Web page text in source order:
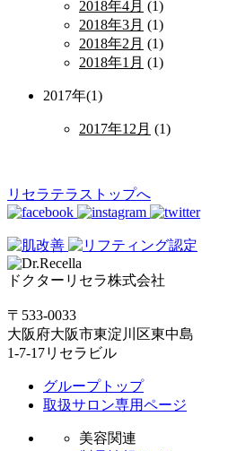
2018年4月 (1)
2018年3月 (1)
2018年2月 (1)
2018年1月 (1)
2017年(1)
2017年12月 (1)
リセラテラストップへ
ドクターリセラ株式会社
〒533-0033
大阪府大阪市東淀川区東中島
1-7-17リセラビル
グループトップ
取扱サロン専用ページ
美容関連